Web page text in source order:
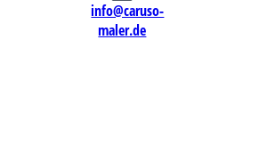
info@caruso-
maler.de